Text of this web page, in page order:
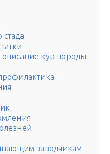
кур породы
заводчикам